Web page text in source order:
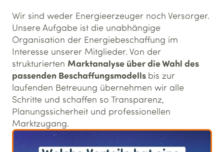
Wir sind weder Energieerzeuger noch Versorger.
Unsere Aufgabe ist die unabhängige
Organisation der Energiebeschaffung im
Interesse unserer Mitglieder. Von der
strukturierten Marktanalyse über die Wahl des
passenden Beschaffungsmodells bis zur
laufenden Betreuung übernehmen wir alle
Schritte und schaffen so Transparenz,
Planungssicherheit und professionellen
Marktzugang.